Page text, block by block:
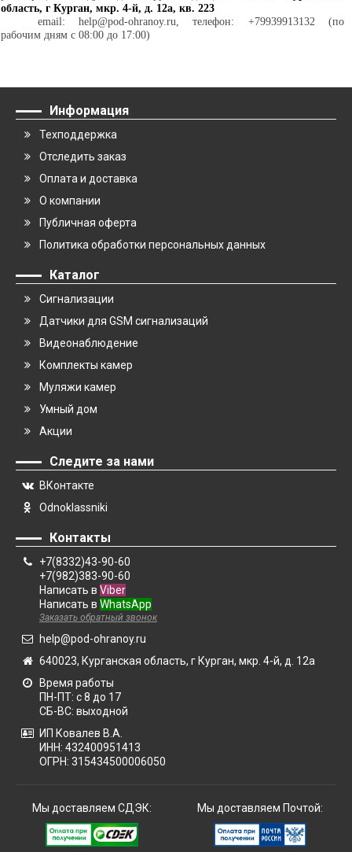
область, г Курган, мкр. 4-й, д. 12а, кв. 223
еmail:help@pod-ohranoy.ru, телефон: +79939913132 (по
рабочим дням с 08:00 до 17:00)
Информация
Техподдержка
Отследить заказ
Оплата и доставка
О компании
Публичная оферта
Политика обработки персональных данных
Каталог
Сигнализации
Датчики для GSM сигнализаций
Видеонаблюдение
Комплекты камер
Муляжи камер
Умный дом
Акции
Следите за нами
ВКонтакте
Odnoklassniki
Контакты
+7(8332)43-90-60
+7(982)383-90-60
Написать в Viber
Написать в WhatsApp
Заказать обратный звонок
help@pod-ohranoy.ru
640023, Курганская область, г Курган, мкр. 4-й, д. 12а
Время работы
ПН-ПТ: с 8 до 17
СБ-ВС: выходной
ИП Ковалев В.А.
ИНН: 432400951413
ОГРН: 315434500006050
Мы доставляем СДЭК: Мы доставляем Почтой: